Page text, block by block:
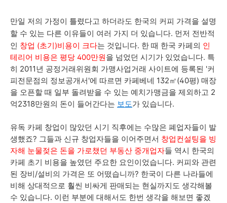
만일 저의 가정이 틀렸다고 하더라도 한국의 커피 가격을 설명
할 수 있는 다른 이유들이 여러 가지 더 있습니다. 먼저 전반적
인 창업 (초기)비용이 크다는 것입니다. 한 때 한국 카페의 인
테리어 비용은 평당 400만원을 넘었던 시기가 있었습니다. 특
히 2011년 공정거래위원회 가맹사업거래 사이트에 등록된 '커
피전문점의 정보공개서'에 따르면 카페베네 132㎡(40평) 매장
을 오픈할 때 일부 돌려받을 수 있는 예치가맹금을 제외하고 2
억2318만원의 돈이 들어간다는 보도가 있습니다.
유독 카페 창업이 많았던 시기 직후에는 수많은 폐업자들이 발
생했죠? 그들과 신규 창업자들을 이어주면서 창업컨설팅을 빙
자해 눈물젖은 돈을 가로챘던 부동산 중개업자들 역시 한국의
카페 초기 비용을 높였던 주요한 요인이었습니다. 커피와 관련
된 장비/설비의 가격은 또 어떴습니까? 한국이 다른 나라들에
비해 상대적으로 훨씬 비싸게 판매되는 현실까지도 생각해볼
수 있습니다. 이런 부분에 대해서도 한번 생각을 해보면 좋겠